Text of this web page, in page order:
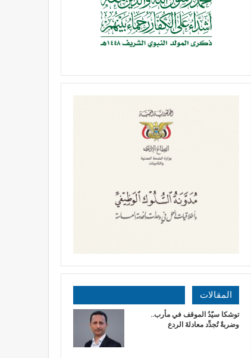
المقالات
توشكا سيّدُ الموقف في مأرب..
وضربةٌ تُجدِّد معادلةَ الردع